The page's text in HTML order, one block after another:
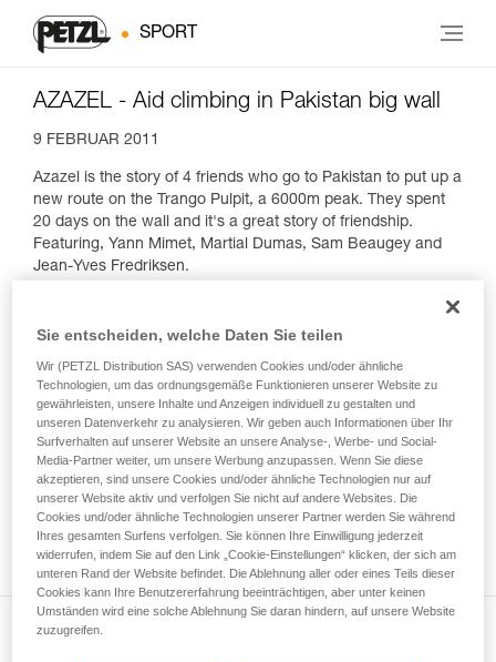
SPORT
AZAZEL - Aid climbing in Pakistan big wall
9 FEBRUAR 2011
Azazel is the story of 4 friends who go to Pakistan to put up a
new route on the Trango Pulpit, a 6000m peak. They spent
20 days on the wall and it's a great story of friendship.
Featuring, Yann Mimet, Martial Dumas, Sam Beaugey and
Jean-Yves Fredriksen.
Sie entscheiden, welche Daten Sie teilen
Wir (PETZL Distribution SAS) verwenden Cookies und/oder ähnliche
Technologien, um das ordnungsgemäße Funktionieren unserer Website zu
gewährleisten, unsere Inhalte und Anzeigen individuell zu gestalten und
unseren Datenverkehr zu analysieren. Wir geben auch Informationen über Ihr
Surfverhalten auf unserer Website an unsere Analyse-, Werbe- und Social-
Media-Partner weiter, um unsere Werbung anzupassen. Wenn Sie diese
akzeptieren, sind unsere Cookies und/oder ähnliche Technologien nur auf
unserer Website aktiv und verfolgen Sie nicht auf andere Websites. Die
Cookies und/oder ähnliche Technologien unserer Partner werden Sie während
Ihres gesamten Surfens verfolgen. Sie können Ihre Einwilligung jederzeit
widerrufen, indem Sie auf den Link „Cookie-Einstellungen“ klicken, der sich am
unteren Rand der Website befindet. Die Ablehnung aller oder eines Teils dieser
Cookies kann Ihre Benutzererfahrung beeinträchtigen, aber unter keinen
Umständen wird eine solche Ablehnung Sie daran hindern, auf unsere Website
zuzugreifen.